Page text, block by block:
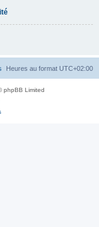
Heures au format UTC+02:00
phpBB Limited